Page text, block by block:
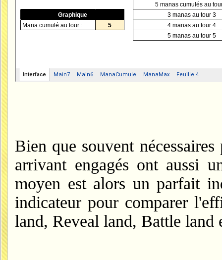
Bien que souvent
arrivant engagés ont aussi
moyen est alors un parfait
indicateur pour comparer
land, Reveal land, Battle land